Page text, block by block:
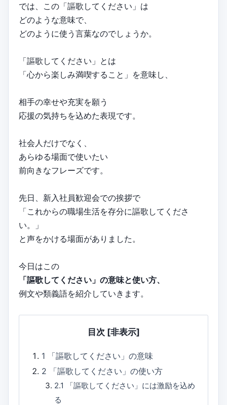
では、この「謳歌してください」は
どのような意味で、
どのように使う言葉なのでしょうか。
「謳歌してください」とは
「心から楽しみ満喫すること」を意味し、
相手の幸せや充実を願う
応援の気持ちを込めた表現です。
社会人だけでなく、
あらゆる場面で使いたい
前向きなフレーズです。
先日、新入社員歓迎会での挨拶で
「これからの職場生活を存分に謳歌してくださ
い。」
と声をかける場面がありました。
今日はこの
「謳歌してください」の意味と使い方、
例文や類義語を紹介していきます。
目次 [非表示]
1
「謳歌してください」の意味
2
「謳歌してください」の使い方
2.1
「謳歌してください」には激励を込め
る